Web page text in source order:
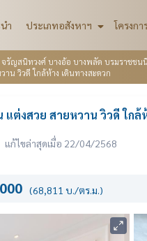
ำ ประเภทอสังหาฯ โครงกา
จรัญสนิทวงศ์ บางอ้อ บางพลัด บรมราชช
น วิวดี ใกล้ห้าง เดินทางสะดวก
ต่งสวย สายหวาน วิวดี ใกล้
แก้ไขล่าสุดเมื่อ 22/04/2568
(68,811 บ./ตร.ม.)